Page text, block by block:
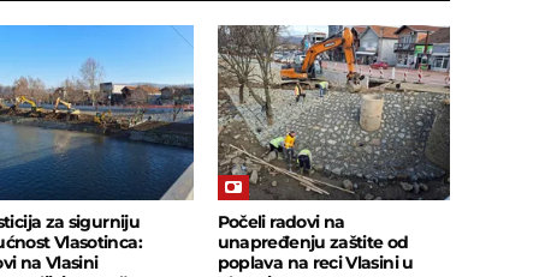
za sigurniju
Vlasotinca:
na Vlasini
Počeli radovi na
unapređenju zaštite od
poplava na reci Vlasini u